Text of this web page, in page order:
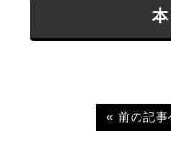
« 前の記事